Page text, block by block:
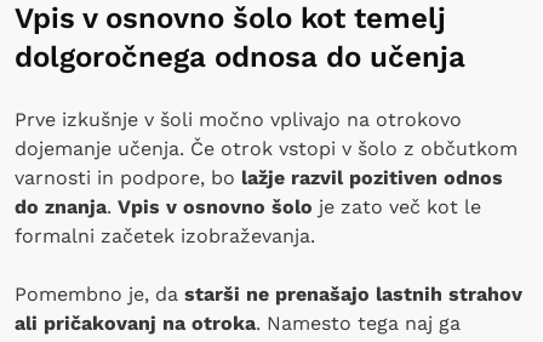
Vpis v osnovno šolo kot temelj
dolgoročnega odnosa do učenja
Prve izkušnje v šoli močno vplivajo na otrokovo
dojemanje učenja. Če otrok vstopi v šolo z občutkom
varnosti in podpore, bo lažje razvil pozitiven odnos
do znanja. Vpis v osnovno šolo je zato več kot le
formalni začetek izobraževanja.
Pomembno je, da starši ne prenašajo lastnih strahov
ali pričakovanj na otroka. Namesto tega naj ga